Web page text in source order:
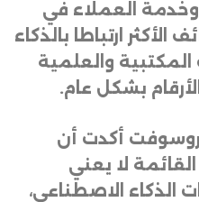
العملاء في
الأكثر ارتباطا بالذكاء
والعلمية
بشكل عام.
أكدت أن
لا يعني
الذكاء الاصطناعي،